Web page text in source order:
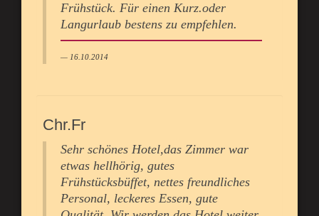
Frühstück. Für einen Kurz.oder
Langurlaub bestens zu empfehlen.
16.10.2014
Chr.Fr
Sehr schönes Hotel,das Zimmer war
etwas hellhörig, gutes
Frühstücksbüffet, nettes freundliches
Personal, leckeres Essen, gute